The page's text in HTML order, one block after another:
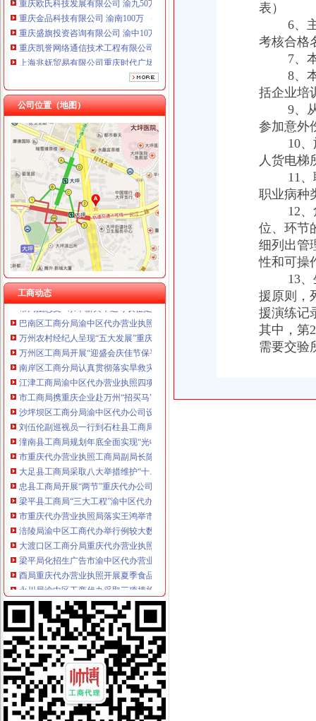
重庆金品科技有限公司 渝南100万 （进出口权）
重庆盛旗投资咨询有限公司 渝中10万 （工商注册）
重庆凯誉网络通信技术工程有限公司渝中分公司 （工商注册）
上海兆妩贸易有限公司重庆时代广场分公司 渝中 （工商注册）
杭州思锐贸易有限公司重庆分公司 渝中 （工商注册）
重庆百谷农业开发有限公司 渝中650万 （注册）
公司位置（地图）
工商动态
江津局着力加非公有制经济的渝中区代办营业执照建工作
南川个协积引导会员脱贫致富
双桥局重庆代办公司积宣十项便民服务措施
忠县局以“建立七类工商”渝中区代办营业执照落实市局2006年工作要点
巴南局认真抓好新《公司法》的渝中区工商代办贯彻实施
江北局四项措施加种子市渝中区代办营业执照场监管保护春耕播种
国家工商总局渝中区工商代办检查组检查大足局行政执法工作
忠县局五送信息拓宽农村经济发展“软通道”渝中区代办营业执照
市局团总支“‘承革薪火，追寻长征足迹’遵义行”重庆代办营业执照活动成功举行
巴南区工商分局渝中区代办营业执照开通公众信息网
万州农村经纪人呈现“五大发展”重庆代办营业执照趋势
万州区工商局开展“迎盛会庆佳节保平安”渝中区代办营业执照食品安全整行动
南岸区工商分局认真贯彻落实旱救灾惠民政策确保市渝中区工商代办场繁荣稳定
江津工商局渝中区代办营业执照四项举措化安全生产监管
市工商局携重庆企业赴万州“招买马”渝中区代办营业执照
沙坪坝区工商分局渝中区代办公司设立食品安全监测数据直报点
刘伍伦副巡视员一行到石柱县工商局重庆代办营业执照调研工作
潼南县工商局规划年底全面实现“光收费”重庆代办营业执照
市重庆代办营业执照工商局副局长陈文渝到城口调研
大足县工商局采取八大举措维护“十.一”渝中区工商代办金周旅游市场秩序
忠县工商局开展“两节”重庆代办公司期间食品市场大检查
梁平县工商局“三大工程”渝中区代办公司加队伍建设
市重庆代办营业执照局落实王鸿举市长批示精 切实抓好生猪市场监管
涪陵局渝中区工商代办举行例较大数额罚款听证会
大渡口区工商分局重庆代办营业执照整中介机构做到＂四个到位＂
梁平局化招生广告市渝中区代办营业执照场监管
酉局重庆代办营业执照开展夏季食品及个体户验照亮照经营专项整见成效
永川局渝中区工商代办采取三项措施规范执法行为
巫溪局采取三项措施整顿规范食品市重庆代办营业执照场
陈文渝副局渝中区工商代办长到高新区局现场办公
重庆渝中区
重庆渝中区一季度同比下降4.2%民列出三条防范建议-新闻频道-
重庆渝中区两路口重庆村社区卫生服务站周边的宾馆
重庆渝中区山城曲艺场介绍--重庆渝中区山城曲艺场演出信息-卖票网【
重庆代办营业执照
重庆营业执照遗失,补办流程及所需资料-时空商城交流版-时空网
公司是做品牌服装代理的,公司在成都办理的营业执照,在重庆设立
表）
6、主
考核合格
7、本
8、本
括企业培
9、从
参加意外
10、施
人货电梯
11、职
职业病种
12、危
位、环节
细列出管
性和可操
13、生
援原则，
援演练记
其中，第
需要交验